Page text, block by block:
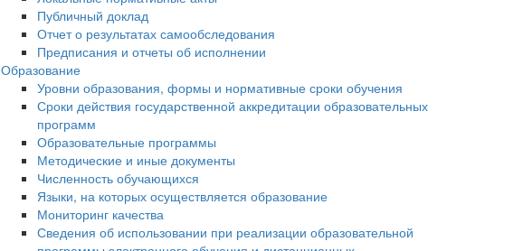
Публичный доклад
Отчет о результатах самообследования
Предписания и отчеты об исполнении
Образование
Уровни образования, формы и нормативные сроки обучения
Сроки действия государственной аккредитации образовательных
программ
Образовательные программы
Методические и иные документы
Численность обучающихся
Языки, на которых осуществляется образование
Мониторинг качества
Сведения об использовании при реализации образовательной